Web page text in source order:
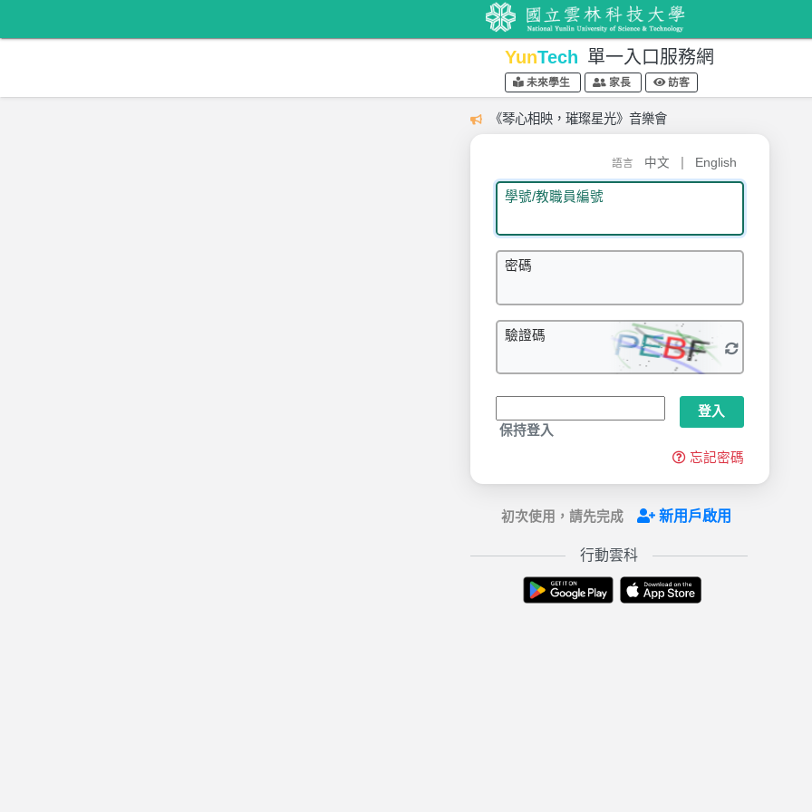
YunTech 單一入口服務網
未來學生 家長 訪客
《琴心相映，璀璨星光》音樂會
語言 中文 English
學號/教職員編號
密碼
驗證碼
保持登入
登入
忘記密碼
初次使用，請先完成 新用戶啟用
行動雲科